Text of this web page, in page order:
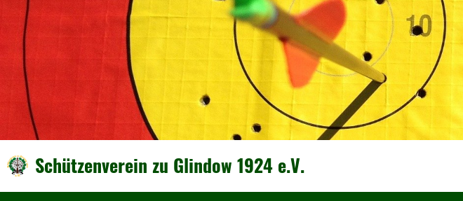
Schützenverein zu Glindow 1924 e.V.